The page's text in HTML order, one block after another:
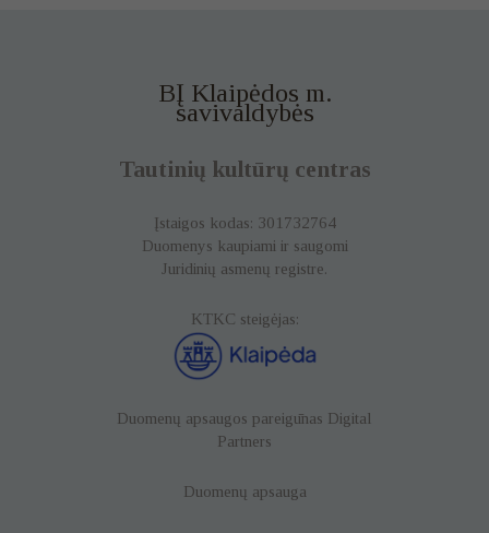
BĮ Klaipėdos m.
savivaldybės
Tautinių kultūrų centras
Įstaigos kodas: 301732764
Duomenys kaupiami ir saugomi
Juridinių asmenų registre.
KTKC steigėjas:
Duomenų apsaugos pareigūnas Digital
Partners
Duomenų apsauga